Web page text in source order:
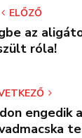
ELŐZŐ
az
róla!
engedik